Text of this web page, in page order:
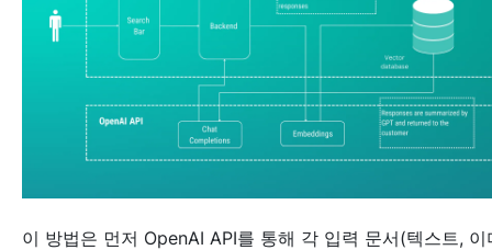
이 방법은 먼저 OpenAI API를 통해 각 입력 문서(텍스트, 이